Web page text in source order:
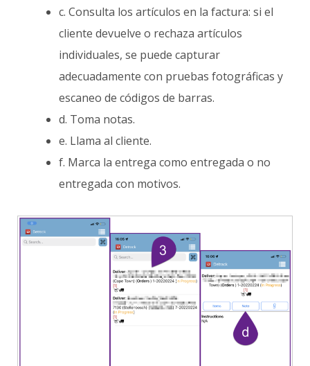
c. Consulta los artículos en la factura: si el
cliente devuelve o rechaza artículos
individuales, se puede capturar
adecuadamente con pruebas fotográficas y
escaneo de códigos de barras.
d. Toma notas.
e. Llama al cliente.
f. Marca la entrega como entregada o no
entregada con motivos.